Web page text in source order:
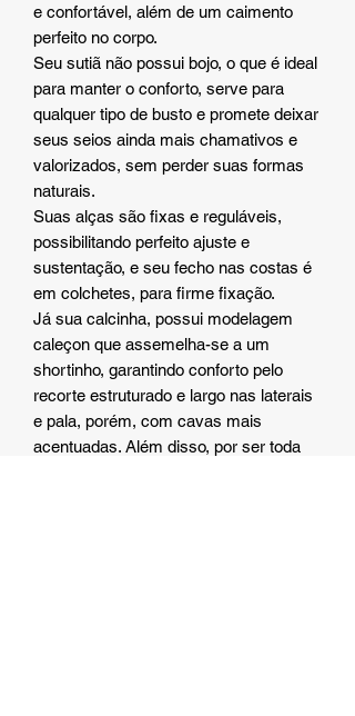
e confortável, além de um caimento
perfeito no corpo.
Seu sutiã não possui bojo, o que é ideal
para manter o conforto, serve para
qualquer tipo de busto e promete deixar
seus seios ainda mais chamativos e
valorizados, sem perder suas formas
naturais.
Suas alças são fixas e reguláveis,
possibilitando perfeito ajuste e
sustentação, e seu fecho nas costas é
em colchetes, para firme fixação.
Já sua calcinha, possui modelagem
caleçon que assemelha-se a um
shortinho, garantindo conforto pelo
recorte estruturado e largo nas laterais
e pala, porém, com cavas mais
acentuadas. Além disso, por ser toda